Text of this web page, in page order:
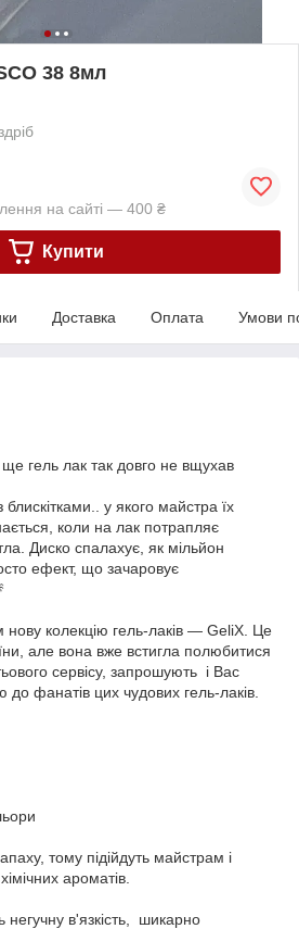
38 8мл
на сайті — 400 ₴
Купити
Доставка Оплата Умови
гель лак так довго не вщухав
у якого майстра їх
коли на лак потрапляє
Диско спалахує, як мільйон
ефект, що зачаровує
колекцію гель-лаків — GeliX. Це
але вона вже встигла полюбитися
сервісу, запрошують і Вас
фанатів цих чудових гель-лаків.
тому підійдуть майстрам і
ароматів.
в'язкість, шикарно